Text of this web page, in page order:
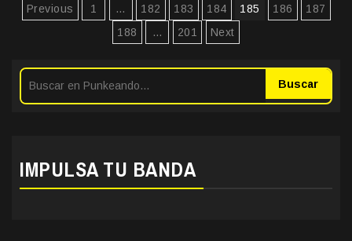
Paginación
entradas
Previous 1 … 182 183 184 185 186
187
188
… 201 Next
Buscar
IMPULSA TU BANDA